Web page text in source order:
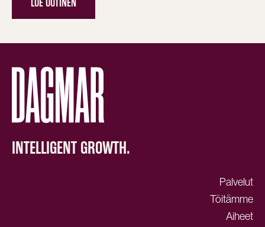
INTELLIGENT GROWTH.
Palvelut
Töitämme
Aiheet